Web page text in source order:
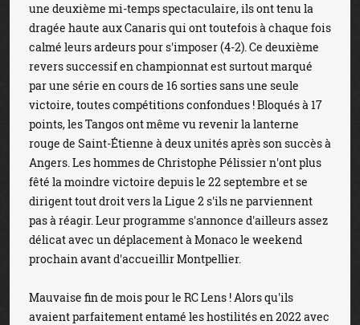
une deuxième mi-temps spectaculaire, ils ont tenu la
dragée haute aux Canaris qui ont toutefois à chaque fois
calmé leurs ardeurs pour s'imposer (4-2). Ce deuxième
revers successif en championnat est surtout marqué
par une série en cours de 16 sorties sans une seule
victoire, toutes compétitions confondues ! Bloqués à 17
points, les Tangos ont même vu revenir la lanterne
rouge de Saint-Étienne à deux unités après son succès à
Angers. Les hommes de Christophe Pélissier n'ont plus
fêté la moindre victoire depuis le 22 septembre et se
dirigent tout droit vers la Ligue 2 s'ils ne parviennent
pas à réagir. Leur programme s'annonce d'ailleurs assez
délicat avec un déplacement à Monaco le weekend
prochain avant d'accueillir Montpellier.
Mauvaise fin de mois pour le RC Lens ! Alors qu'ils
avaient parfaitement entamé les hostilités en 2022 avec